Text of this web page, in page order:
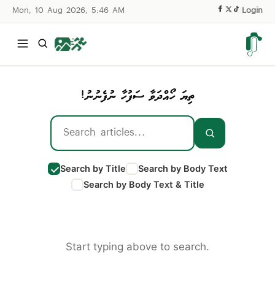
Mon, 10 Aug 2026, 5:46 AM Login
ތިޔަ ހޯއްދަވާ ސަފުހާ ނުފެނުނު!
Search by Title
Search by Body Text
Search by Body Text & Title
Start typing above to search.